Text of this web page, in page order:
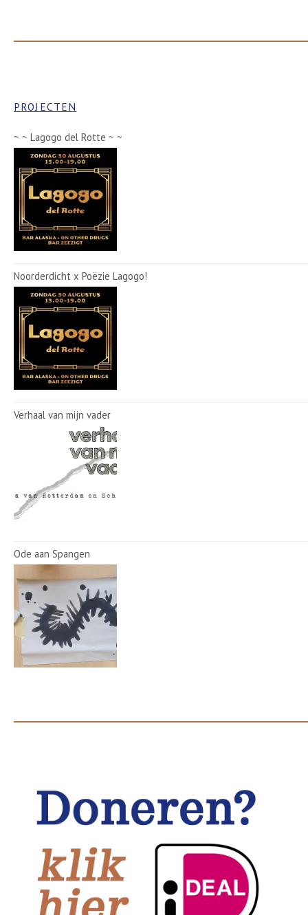
PROJECTEN
~ ~ Lagogo del Rotte ~ ~
Noorderdicht x Poëzie Lagogo!
Verhaal van mijn vader
Ode aan Spangen